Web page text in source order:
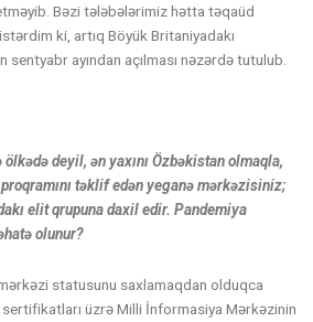
Bəzi tələbələrimiz hətta təqaüd
ki, artıq Böyük Britaniyadakı
ayından açılması nəzərdə tutulub.
deyil, ən yaxını Özbəkistan olmaqla,
təklif edən yeganə mərkəzisiniz;
elit qrupuna daxil edir. Pandemiya
olunur?
statusunu saxlamaqdan olduqca
üzrə Milli İnformasiya Mərkəzinin